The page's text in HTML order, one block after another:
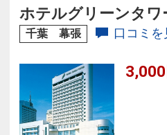
ホテルグリーンタワ
千葉 幕張 口コミを